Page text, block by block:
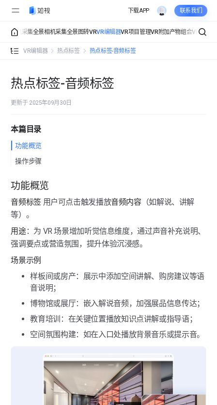
下载APP 联系我们
手机采集全景相机采集全景图转VRVR编辑器VR项目管理VR附加产物组合VR组织
VR编辑器 热点标签 热点标签-音频标签
VR编辑器 功能总览
详细信息-空间信息
界面展示
界面展示-视角设置
界面展示-点位样式
界面展示-入场设置
界面展示-页面组件
界面展示-背景音乐
热点标签-标签总览
热点标签-视频标签
热点标签-音频标签
热点标签-全景图标签
热点标签-链接标签
热点标签-跳转点位
热点标签-跳转VR
热点标签-商品标签
热点标签-区域标签
热点标签-音频标签
更新于 2025年09月30日
本篇目录
功能概览
操作步骤
功能概览
音频标签 用户可点击触发播放音频内容（如解说、讲解
等）。
用途：为 VR 场景增加听觉信息维度，通过声音补充说明、
强调要点或营造氛围，提升体验沉浸感。
场景示例
样板间或房产：展示中添加空间讲解、购房建议等语
音说明；
博物馆或展厅：嵌入解说音频，加强展品信息传达；
教育培训：在关键位置播放知识点讲解或指导语；
空间氛围构建：如在入口处播放背景音乐或提示音。